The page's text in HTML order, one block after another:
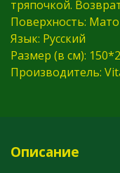
тряпочкой.
Поверхность:
Язык: Русский
Размер (в см):
Производитель:
Описание